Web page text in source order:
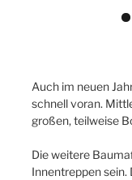
Auch im neuen
schnell voran.
großen, teilweise
Die weitere
Innentreppen sein.